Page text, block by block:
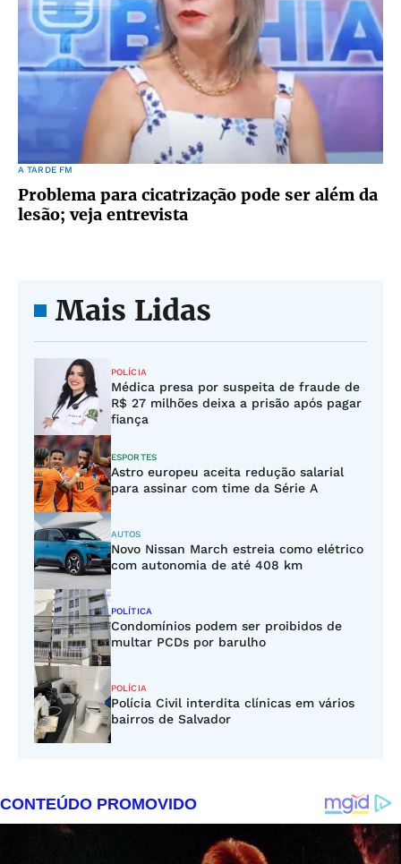
A TARDE FM
Problema para cicatrização pode ser além da
lesão; veja entrevista
Mais Lidas
POLÍCIA
Médica presa por suspeita de fraude de
R$ 27 milhões deixa a prisão após pagar
fiança
ESPORTES
Astro europeu aceita redução salarial
para assinar com time da Série A
AUTOS
Novo Nissan March estreia como elétrico
com autonomia de até 408 km
POLÍTICA
Condomínios podem ser proibidos de
multar PCDs por barulho
POLÍCIA
Polícia Civil interdita clínicas em vários
bairros de Salvador